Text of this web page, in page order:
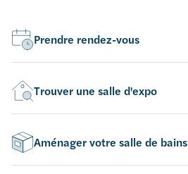
Prendre rendez-vous
Trouver une salle d'expo
Aménager votre salle de bains